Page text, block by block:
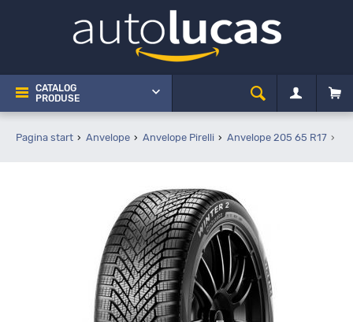
CATALOG
PRODUSE
Pagina start Anvelope Anvelope Pirelli Anvelope 205 65 R17